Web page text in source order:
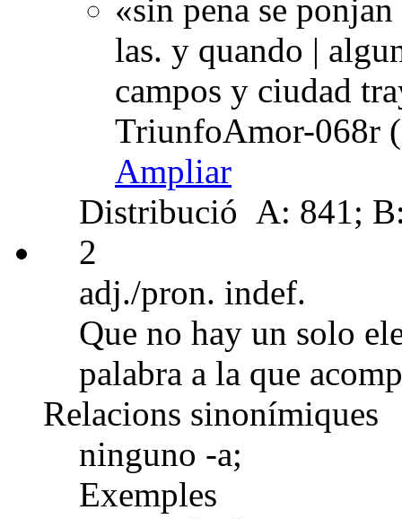
«sin pena se
las. y quando |
campos y ciudad
TriunfoAmor-068r
Ampliar
Distribució A: 841;
2
adj./pron. indef.
Que no hay un solo
palabra a la que
Relacions sinonímiques
ninguno -a;
Exemples